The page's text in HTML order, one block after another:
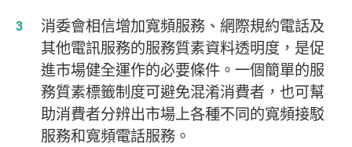
消委會相信增加寬頻服務、網際規約電話及
其他電訊服務的服務質素資料透明度，是促
進市場健全運作的必要條件。一個簡單的服
務質素標籤制度可避免混淆消費者，也可幫
助消費者分辨出市場上各種不同的寬頻接駁
服務和寬頻電話服務。